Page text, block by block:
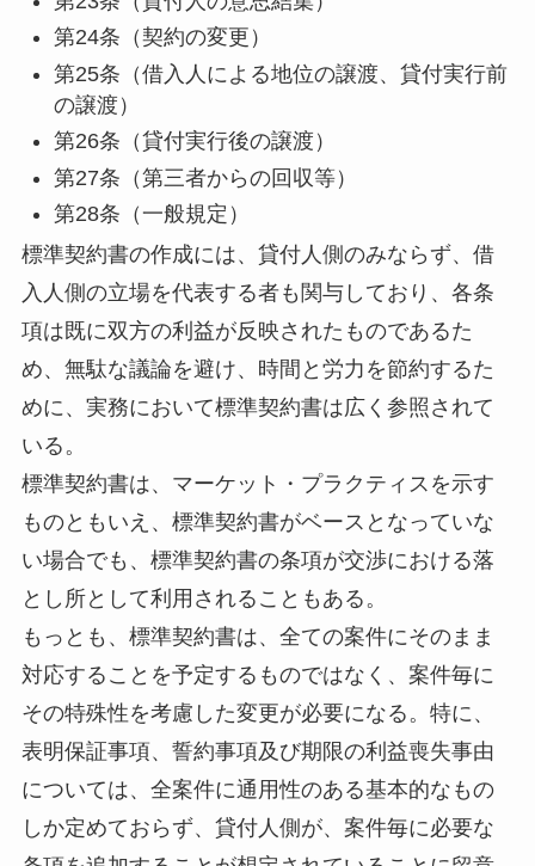
第24条（契約の変更）
第25条（借入人による地位の譲渡、貸付実行前
の譲渡）
第26条（貸付実行後の譲渡）
第27条（第三者からの回収等）
第28条（一般規定）
標準契約書の作成には、貸付人側のみならず、借
入人側の立場を代表する者も関与しており、各条
項は既に双方の利益が反映されたものであるた
め、無駄な議論を避け、時間と労力を節約するた
めに、実務において標準契約書は広く参照されて
いる。
標準契約書は、マーケット・プラクティスを示す
ものともいえ、標準契約書がベースとなっていな
い場合でも、標準契約書の条項が交渉における落
とし所として利用されることもある。
もっとも、標準契約書は、全ての案件にそのまま
対応することを予定するものではなく、案件毎に
その特殊性を考慮した変更が必要になる。特に、
表明保証事項、誓約事項及び期限の利益喪失事由
については、全案件に通用性のある基本的なもの
しか定めておらず、貸付人側が、案件毎に必要な